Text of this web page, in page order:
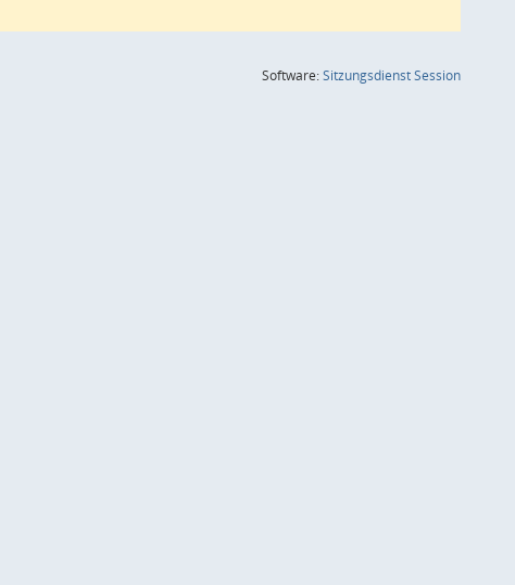
Software:SitzungsdienstSession(Wird in